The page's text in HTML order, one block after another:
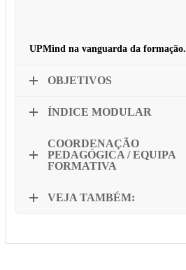
UPMind na vanguarda da formação.
OBJETIVOS
ÍNDICE MODULAR
COORDENAÇÃO
PEDAGÓGICA / EQUIPA
FORMATIVA
VEJA TAMBÉM: